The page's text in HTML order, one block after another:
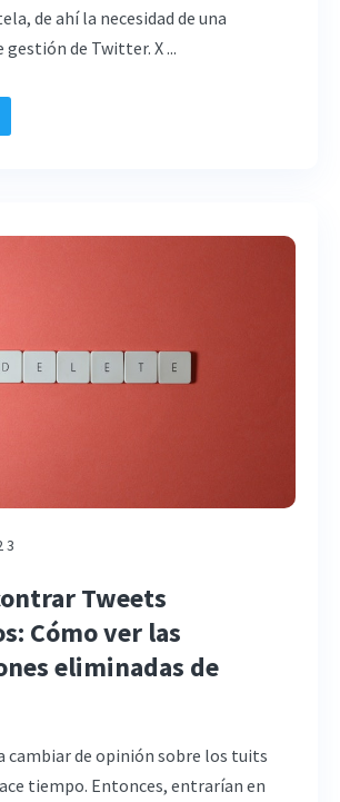
de ahí la necesidad de una
de Twitter. X ...
Tweets
Cómo ver las
eliminadas de
cambiar de opinión sobre los tuits
tiempo. Entonces, entrarían en